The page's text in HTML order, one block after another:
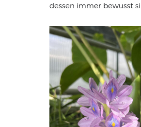
dessen immer bewusst